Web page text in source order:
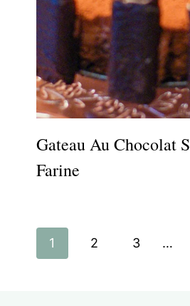
Gateau Au Chocolat
Farine
Navigation
1 2 3 …